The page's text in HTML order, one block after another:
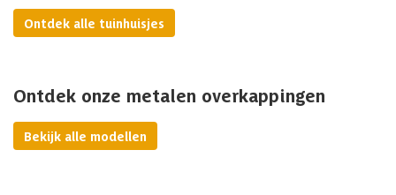
Ontdek alle tuinhuisjes
Ontdek onze metalen overkappingen
Bekijk alle modellen